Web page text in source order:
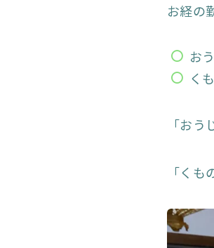
お経の
お
く
「お
「く